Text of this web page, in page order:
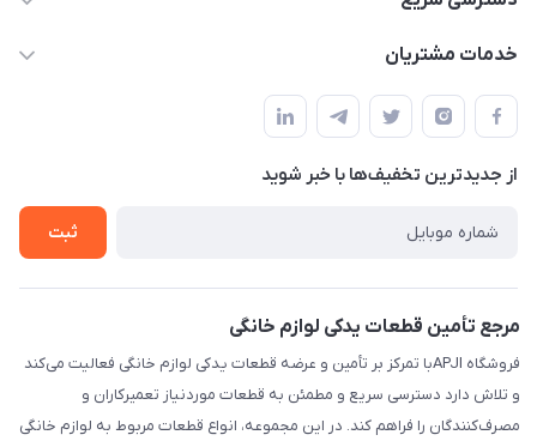
حساب کاربری
لیست محصولات
درباره ما
خدمات مشتریان
قوانین و مقررات
حریم خصوصی
راهنما
از جدید‌ترین تخفیف‌ها با‌ خبر شوید
ثبت
مرجع تأمین قطعات یدکی لوازم خانگی
فروشگاه APJIبا تمرکز بر تأمین و عرضه قطعات یدکی لوازم خانگی فعالیت می‌کند
و تلاش دارد دسترسی سریع و مطمئن به قطعات موردنیاز تعمیرکاران و
مصرف‌کنندگان را فراهم کند. در این مجموعه، انواع قطعات مربوط به لوازم خانگی